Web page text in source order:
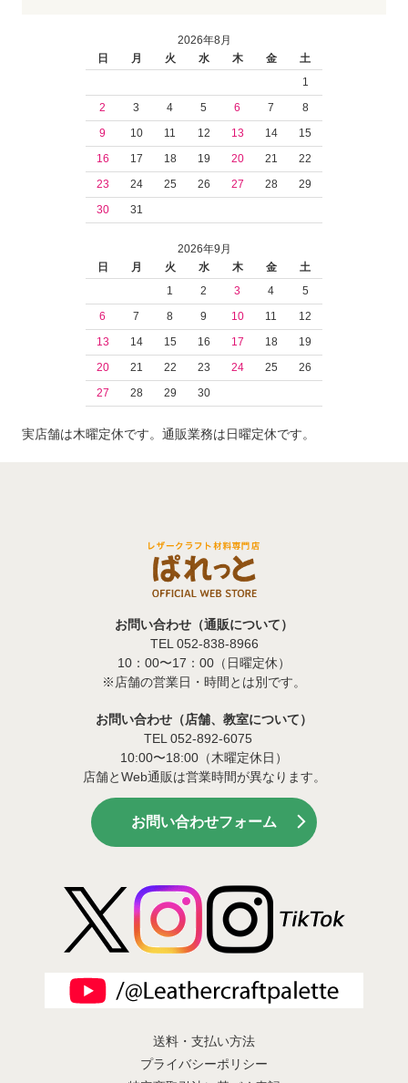
2026年8月
日
月 火 水 木 金
土
1
2
3 4 5 6 7
8
9
10 11 12 13 14
15
16
17 18 19 20 21
22
23
24 25 26 27 28
29
30
31
2026年9月
日
月 火 水 木 金
土
1
2 3 4
5
6
7 8 9 10 11
12
13
14 15 16 17 18
19
20
21 22 23 24 25
26
27
28 29 30
実店舗は木曜定休です。通販業務は日曜定休です。
お問い合わせ（通販について）
TEL 052-838-8966
10：00〜17：00（日曜定休）
※店舗の営業日・時間とは別です。
お問い合わせ（店舗、教室について）
TEL 052-892-6075
10:00〜18:00（木曜定休日）
店舗とWeb通販は営業時間が異なります。
お問い合わせフォーム
送料・支払い方法
プライバシーポリシー